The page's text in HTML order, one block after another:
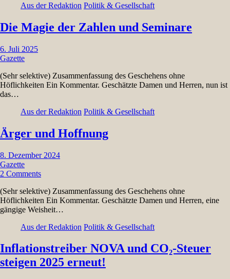
Aus der Redaktion Politik & Gesellschaft
Die Magie der Zahlen und Seminare
6. Juli 2025
Gazette
(Sehr selektive) Zusammenfassung des Geschehens ohne
Höflichkeiten Ein Kommentar. Geschätzte Damen und Herren, nun ist
das…
Aus der Redaktion Politik & Gesellschaft
Ärger und Hoffnung
8. Dezember 2024
Gazette
2 Comments
(Sehr selektive) Zusammenfassung des Geschehens ohne
Höflichkeiten Ein Kommentar. Geschätzte Damen und Herren, eine
gängige Weisheit…
Aus der Redaktion Politik & Gesellschaft
Inflationstreiber NOVA und CO₂-Steuer
steigen 2025 erneut!